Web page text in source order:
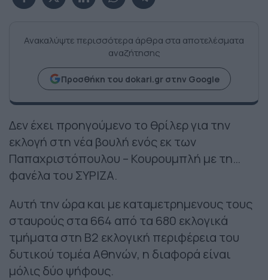
Ανακαλύψτε περισσότερα άρθρα στα αποτελέσματα
αναζήτησης
Προσθήκη του dokari.gr στην Google
Δεν έχει προηγούμενο το θρίλερ για την
εκλογή στη νέα βουλή ενός εκ των
Παπαχριστόπουλου – Κουρουμπλή με τη…
φανέλα του ΣΥΡΙΖΑ.
Αυτή την ώρα και με καταμετρημενους τους
σταυρούς στα 664 από τα 680 εκλογικά
τμήματα στη Β2 εκλογική περιφέρεια του
δυτικού τομέα Αθηνών, η διαφορά είναι
μόλις δύο ψήφους.